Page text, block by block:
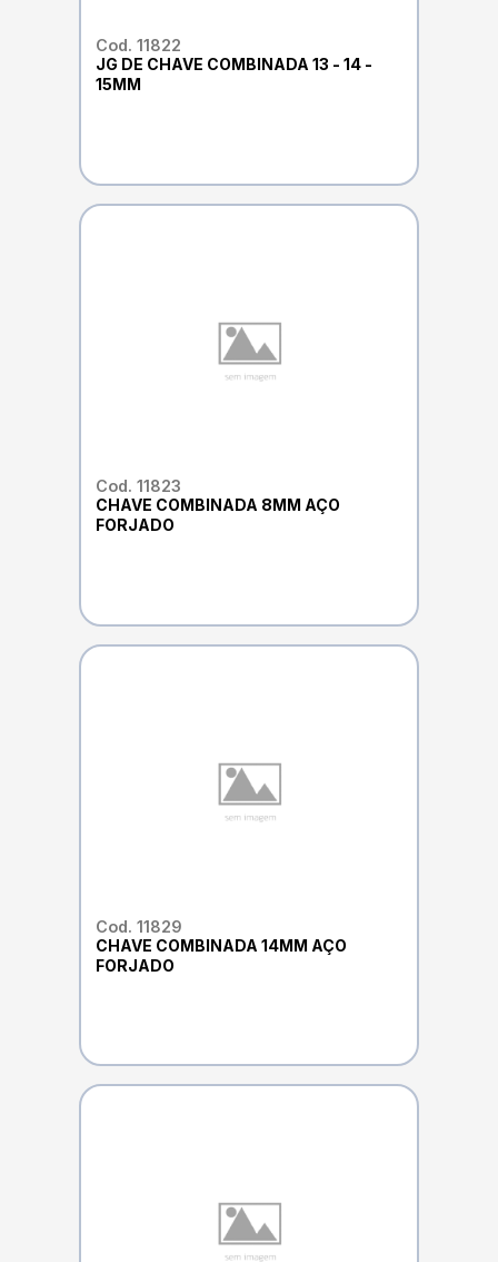
Cod. 11822
JG DE CHAVE COMBINADA 13 - 14 -
15MM
Cod. 11823
CHAVE COMBINADA 8MM AÇO
FORJADO
Cod. 11829
CHAVE COMBINADA 14MM AÇO
FORJADO